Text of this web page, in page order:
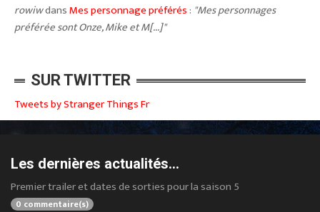
rowiwdansMes personnage préférés : "Mes personnages
préférée sont Onze, Mike et M[...]"
SUR TWITTER
Tweets by Stranger Things Fr
Les dernières actualités...
Premier trailer et dates de sorties pour la saison 5
0 commentaire(s)